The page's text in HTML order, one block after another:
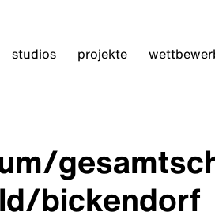
studios projekte
bickendorf